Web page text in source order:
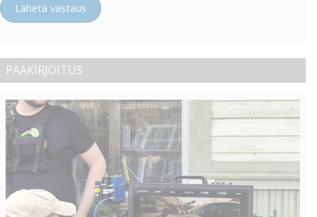
Lähetä vastaus
PÄÄKIRJOITUS